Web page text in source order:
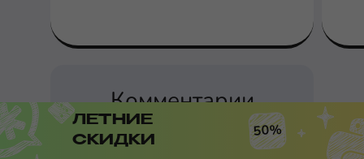
Комментарии
ЛЕТНИЕ
СКИДКИ
50%